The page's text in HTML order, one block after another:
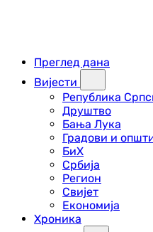
Преглед дана
Вијести
Република
Друштво
Бања Лука
Градови и
БиХ
Србија
Регион
Свијет
Економија
Хроника